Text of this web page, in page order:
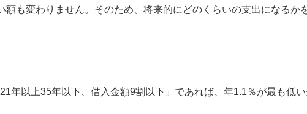
も変わりません。そのため、将来的にどのくらいの支出になるか
年以上35年以下、借入金額9割以下」であれば、年1.1％が最も低い